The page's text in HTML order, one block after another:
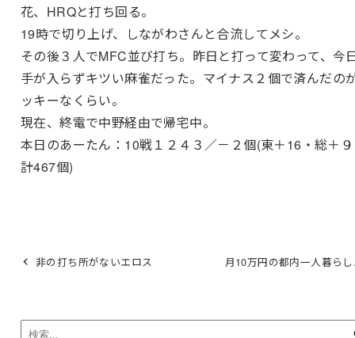
花、HRQと打ち回る。
19時で切り上げ、しながわさんと合流してメシ。
その後３人でMFC並び打ち。昨日と打って変わって、今
手が入らずキツい麻雀だった。マイナス２個で済んだの
ッキーなくらい。
現在、終電で中野経由で帰宅中。
本日のあーたん：10戦１２４３／－２個(東＋16・総＋
計467個)
非の打ち所がないエロス 月10万円の都内一人暮ら